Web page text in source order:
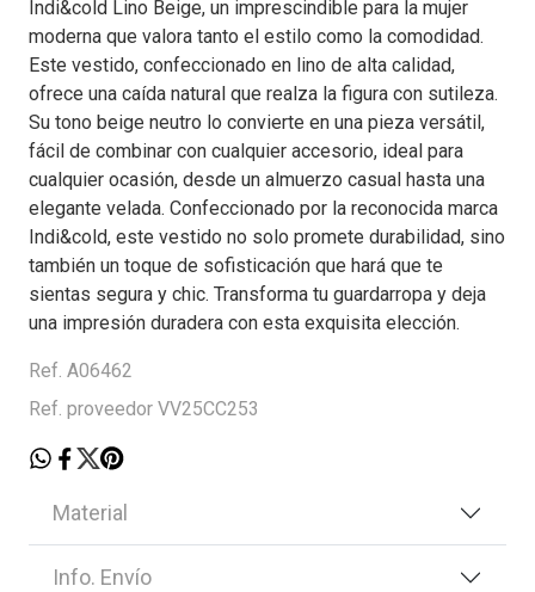
Indi&cold Lino Beige, un imprescindible para la mujer
moderna que valora tanto el estilo como la comodidad.
Este vestido, confeccionado en lino de alta calidad,
ofrece una caída natural que realza la figura con sutileza.
Su tono beige neutro lo convierte en una pieza versátil,
fácil de combinar con cualquier accesorio, ideal para
cualquier ocasión, desde un almuerzo casual hasta una
elegante velada. Confeccionado por la reconocida marca
Indi&cold, este vestido no solo promete durabilidad, sino
también un toque de sofisticación que hará que te
sientas segura y chic. Transforma tu guardarropa y deja
una impresión duradera con esta exquisita elección.
Ref. A06462
Ref. proveedor VV25CC253
Material
Info. Envío